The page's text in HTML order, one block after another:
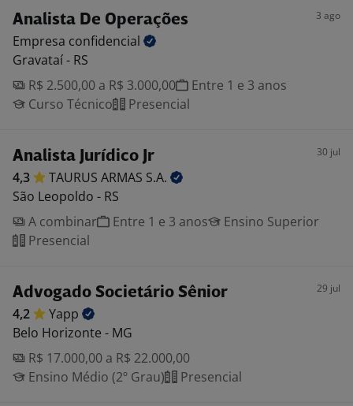
Analista De Operações 3 ago
Empresa confidencial
Gravataí - RS
R$ 2.500,00 a R$ 3.000,00
Entre 1 e 3 anos
Curso Técnico
Presencial
Analista Jurídico Jr 30 jul
4,3 TAURUS ARMAS S.A.
São Leopoldo - RS
A combinar
Entre 1 e 3 anos
Ensino Superior
Presencial
Advogado Societário Sênior 29 jul
4,2
Yapp
Belo Horizonte - MG
R$ 17.000,00 a R$ 22.000,00
Ensino Médio (2º Grau)
Presencial